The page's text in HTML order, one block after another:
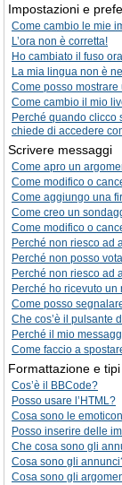
Impostazioni e
Come cambio le mie
L’ora non è corretta!
Ho cambiato il fuso
La mia lingua non è
Come posso mostrare
Come cambio il mio
Perché quando clicco
chiede di accedere
Scrivere messaggi
Come apro un
Come modifico o
Come aggiungo una
Come creo un
Come modifico o
Perché non riesco ad
Perché non posso
Perché non riesco ad
Perché ho ricevuto un
Come posso
Che cos’è il pulsante
Perché il mio
Come faccio a
Formattazione e
Cos’è il BBCode?
Posso usare l’HTML?
Cosa sono le
Posso inserire delle
Che cosa sono gli
Cosa sono gli
Cosa sono gli